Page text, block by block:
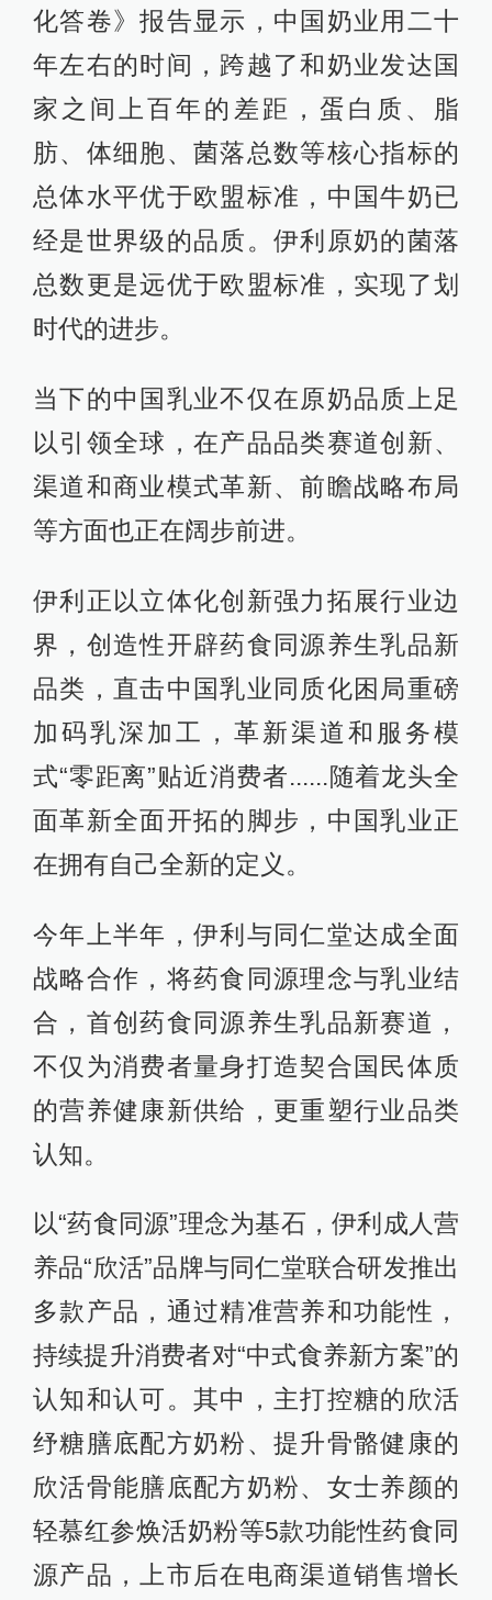
化答卷》报告显示，中国奶业用二十
年左右的时间，跨越了和奶业发达国
家之间上百年的差距，蛋白质、脂
肪、体细胞、菌落总数等核心指标的
总体水平优于欧盟标准，中国牛奶已
经是世界级的品质。伊利原奶的菌落
总数更是远优于欧盟标准，实现了划
时代的进步。
当下的中国乳业不仅在原奶品质上足
以引领全球，在产品品类赛道创新、
渠道和商业模式革新、前瞻战略布局
等方面也正在阔步前进。
伊利正以立体化创新强力拓展行业边
界，创造性开辟药食同源养生乳品新
品类，直击中国乳业同质化困局重磅
加码乳深加工，革新渠道和服务模
式“零距离”贴近消费者......随着龙头全
面革新全面开拓的脚步，中国乳业正
在拥有自己全新的定义。
今年上半年，伊利与同仁堂达成全面
战略合作，将药食同源理念与乳业结
合，首创药食同源养生乳品新赛道，
不仅为消费者量身打造契合国民体质
的营养健康新供给，更重塑行业品类
认知。
以“药食同源”理念为基石，伊利成人营
养品“欣活”品牌与同仁堂联合研发推出
多款产品，通过精准营养和功能性，
持续提升消费者对“中式食养新方案”的
认知和认可。其中，主打控糖的欣活
纾糖膳底配方奶粉、提升骨骼健康的
欣活骨能膳底配方奶粉、女士养颜的
轻慕红参焕活奶粉等5款功能性药食同
源产品，上市后在电商渠道销售增长